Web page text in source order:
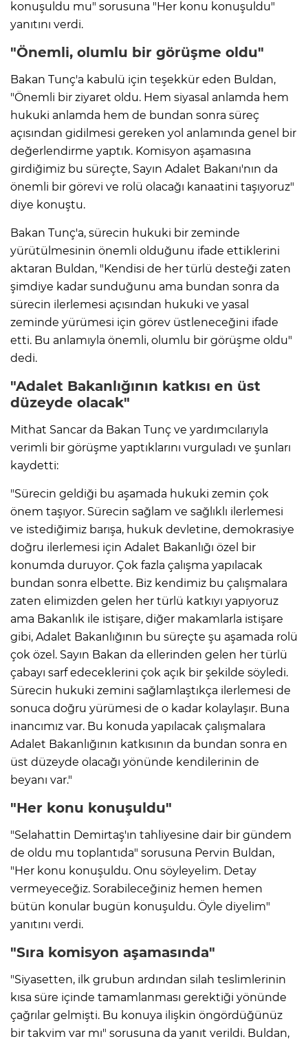
konuşuldu mu" sorusuna "Her konu konuşuldu"
yanıtını verdi.
"Önemli, olumlu bir görüşme oldu"
Bakan Tunç'a kabulü için teşekkür eden Buldan,
"Önemli bir ziyaret oldu. Hem siyasal anlamda hem
hukuki anlamda hem de bundan sonra süreç
açısından gidilmesi gereken yol anlamında genel bir
değerlendirme yaptık. Komisyon aşamasına
girdiğimiz bu süreçte, Sayın Adalet Bakanı'nın da
önemli bir görevi ve rolü olacağı kanaatini taşıyoruz"
diye konuştu.
Bakan Tunç'a, sürecin hukuki bir zeminde
yürütülmesinin önemli olduğunu ifade ettiklerini
aktaran Buldan, "Kendisi de her türlü desteği zaten
şimdiye kadar sunduğunu ama bundan sonra da
sürecin ilerlemesi açısından hukuki ve yasal
zeminde yürümesi için görev üstleneceğini ifade
etti. Bu anlamıyla önemli, olumlu bir görüşme oldu"
dedi.
"Adalet Bakanlığının katkısı en üst
düzeyde olacak"
Mithat Sancar da Bakan Tunç ve yardımcılarıyla
verimli bir görüşme yaptıklarını vurguladı ve şunları
kaydetti:
"Sürecin geldiği bu aşamada hukuki zemin çok
önem taşıyor. Sürecin sağlam ve sağlıklı ilerlemesi
ve istediğimiz barışa, hukuk devletine, demokrasiye
doğru ilerlemesi için Adalet Bakanlığı özel bir
konumda duruyor. Çok fazla çalışma yapılacak
bundan sonra elbette. Biz kendimiz bu çalışmalara
zaten elimizden gelen her türlü katkıyı yapıyoruz
ama Bakanlık ile istişare, diğer makamlarla istişare
gibi, Adalet Bakanlığının bu süreçte şu aşamada rolü
çok özel. Sayın Bakan da ellerinden gelen her türlü
çabayı sarf edeceklerini çok açık bir şekilde söyledi.
Sürecin hukuki zemini sağlamlaştıkça ilerlemesi de
sonuca doğru yürümesi de o kadar kolaylaşır. Buna
inancımız var. Bu konuda yapılacak çalışmalara
Adalet Bakanlığının katkısının da bundan sonra en
üst düzeyde olacağı yönünde kendilerinin de
beyanı var."
"Her konu konuşuldu"
"Selahattin Demirtaş'ın tahliyesine dair bir gündem
de oldu mu toplantıda" sorusuna Pervin Buldan,
"Her konu konuşuldu. Onu söyleyelim. Detay
vermeyeceğiz. Sorabileceğiniz hemen hemen
bütün konular bugün konuşuldu. Öyle diyelim"
yanıtını verdi.
"Sıra komisyon aşamasında"
"Siyasetten, ilk grubun ardından silah teslimlerinin
kısa süre içinde tamamlanması gerektiği yönünde
çağrılar gelmişti. Bu konuya ilişkin öngördüğünüz
bir takvim var mı" sorusuna da yanıt verildi. Buldan,